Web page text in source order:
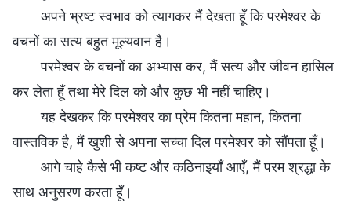
अपने भ्रष्ट स्वभाव को त्यागकर मैं देखता हूँ कि परमेश्वर के
वचनों का सत्य बहुत मूल्यवान है।
परमेश्वर के वचनों का अभ्यास कर, मैं सत्य और जीवन हासिल
कर लेता हूँ तथा मेरे दिल को और कुछ भी नहीं चाहिए।
यह देखकर कि परमेश्वर का प्रेम कितना महान, कितना
वास्तविक है, मैं खुशी से अपना सच्चा दिल परमेश्वर को सौंपता हूँ।
आगे चाहे कैसे भी कष्ट और कठिनाइयाँ आएँ, मैं परम श्रद्धा के
साथ अनुसरण करता हूँ।